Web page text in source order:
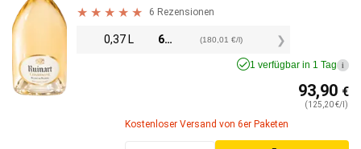
6 Rezensionen
0,37 L 66,60 (180,01 €/l)
1 verfügbar in 1 Tag i
93,90 €
(125,20 €/l)
Kostenloser Versand von 6er Paketen